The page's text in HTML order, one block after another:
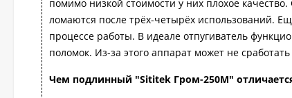
помимо низкой стоимости у них плохое
ломаются после трёх-четырёх использований.
процессе работы. В идеале отпугиватель
поломок. Из-за этого аппарат может не
Чем подлинный "Sititek Гром-250М"